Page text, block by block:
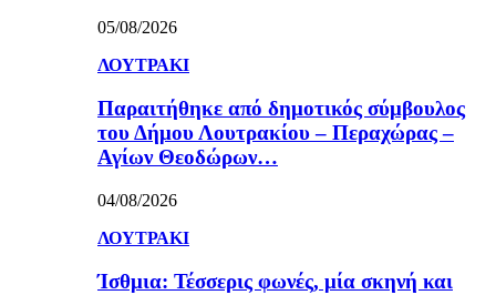
05/08/2026
ΛΟΥΤΡΑΚΙ
Παραιτήθηκε από δημοτικός σύμβουλος
του Δήμου Λουτρακίου – Περαχώρας –
Αγίων Θεοδώρων…
04/08/2026
ΛΟΥΤΡΑΚΙ
Ίσθμια: Τέσσερις φωνές, μία σκηνή και